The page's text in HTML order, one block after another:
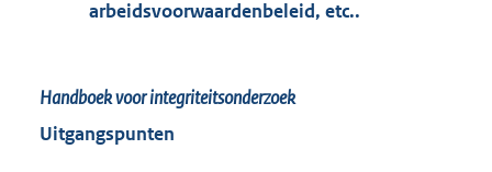
arbeidsvoorwaardenbeleid, etc..
Handboek voor integriteitsonderzoek
Uitgangspunten